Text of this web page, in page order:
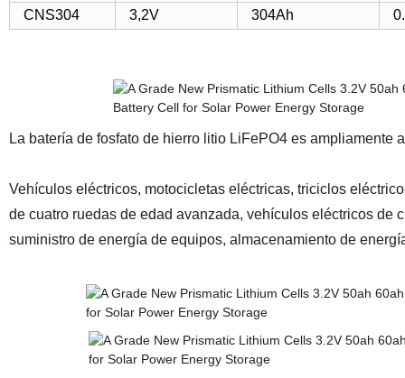
CNS304
3,2V 304Ah
La batería de fosfato de hierro litio LiFePO4 es ampliamente
Vehículos eléctricos, motocicletas eléctricas, triciclos
de cuatro ruedas de edad avanzada, vehículos eléctricos de
suministro de energía de equipos, almacenamiento de